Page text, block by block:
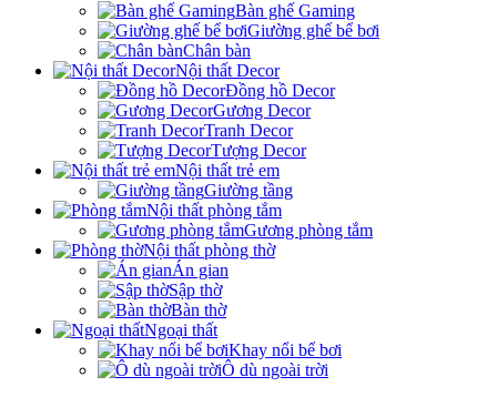
Bàn ghế Gaming
Giường ghế bể bơi
Chân bàn
Nội thất Decor
Đồng hồ Decor
Gương Decor
Tranh Decor
Tượng Decor
Nội thất trẻ em
Giường tầng
Nội thất phòng tắm
Gương phòng tắm
Nội thất phòng thờ
Án gian
Sập thờ
Bàn thờ
Ngoại thất
Khay nổi bể bơi
Ô dù ngoài trời